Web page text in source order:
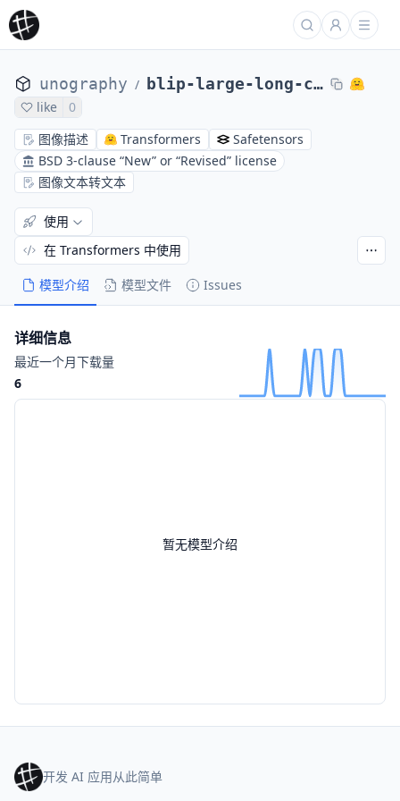
unography / blip-large-long-cap
like
0
图像描述
Transformers
Safetensors
BSD 3-clause “New” or “Revised” license
图像文本转文本
模型介绍 模型文件 Issues
使用
在 Transformers 中使用
暂无模型介绍
详细信息
最近一个月下载量
6
开发 AI 应用从此简单